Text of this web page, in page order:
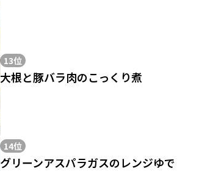
13位
大根と豚バラ肉のこっくり煮
14位
グリーンアスパラガスのレンジゆで